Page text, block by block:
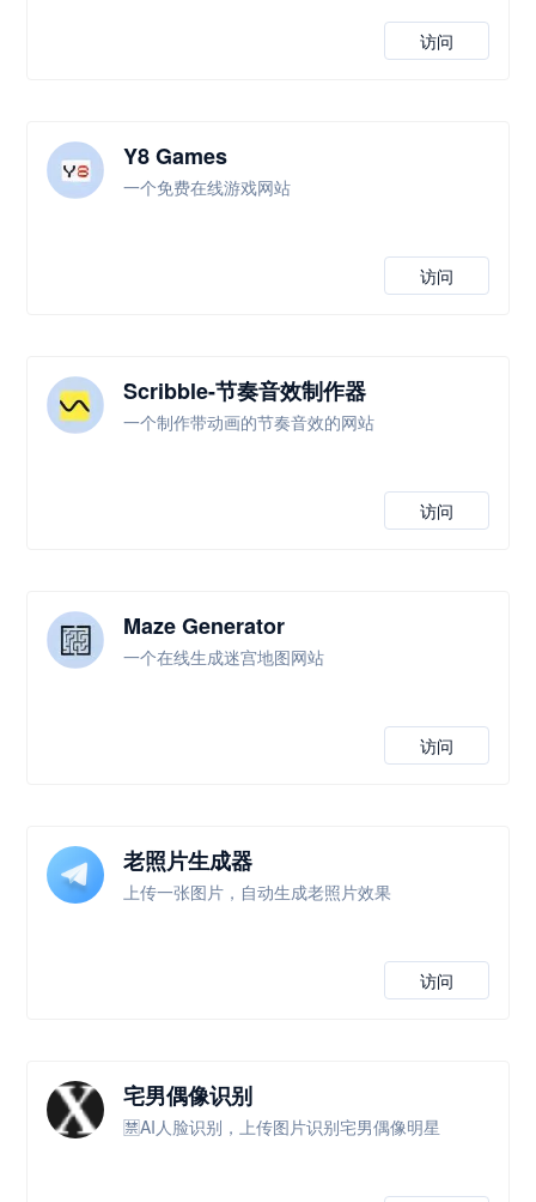
访问
Y8 Games
一个免费在线游戏网站
访问
Scribble-节奏音效制作器
一个制作带动画的节奏音效的网站
访问
Maze Generator
一个在线生成迷宫地图网站
访问
老照片生成器
上传一张图片，自动生成老照片效果
访问
宅男偶像识别
🈲AI人脸识别，上传图片识别宅男偶像明星